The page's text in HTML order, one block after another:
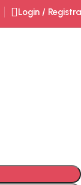
Login /